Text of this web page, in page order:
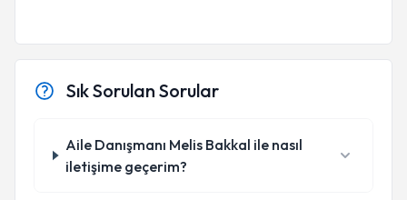
Sık Sorulan Sorular
Aile Danışmanı Melis Bakkal ile nasıl
iletişime geçerim?